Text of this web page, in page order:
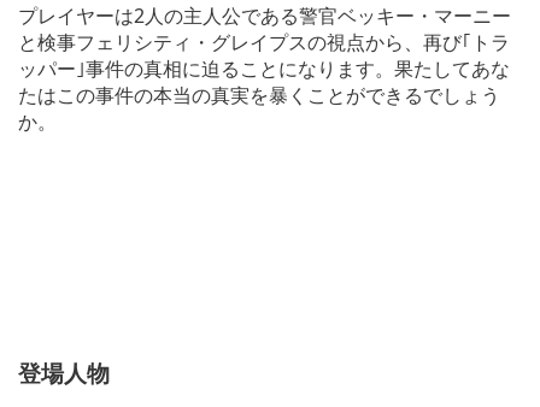
プレイヤーは2人の主人公である警官ベッキー・マーニー
と検事フェリシティ・グレイプスの視点から、再び｢トラ
ッパー｣事件の真相に迫ることになります。果たしてあな
たはこの事件の本当の真実を暴くことができるでしょう
か。
登場人物